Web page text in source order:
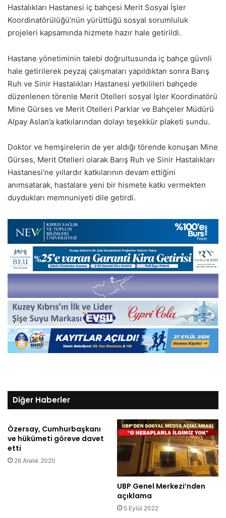
Hastalıkları Hastanesi iç bahçesi Merit Sosyal İşler
Koordinatörülüğü’nün yürüttüğü sosyal sorumluluk
projeleri kapsamında hizmete hazır hale getirildi.
Hastane yönetiminin talebi doğrultusunda iç bahçe güvnli
hale getirilerek peyzaj çalışmaları yapıldıktan sonra Barış
Ruh ve Sinir Hastalıkları Hastanesi yetkilileri bahçede
düzenlenen törenle Merit Otelleri sosyal İşler Koordinatörü
Mine Gürses ve Merit Otelleri Parklar ve Bahçeler Müdürü
Alpay Aslan’a katkılarından dolayı teşekkür plaketi sundu.
Doktor ve hemşirelerin de yer aldığı törende konuşan Mine
Gürses, Merit Otelleri olarak Barış Ruh ve Sinir Hastalıkları
Hastanesi’ne yıllardır katkılarının devam ettiğini
anımsatarak, hastalare yeni bir hismete katkı vermekten
duydukları memnuniyeti dile getirdi.
Diğer Haberler
Özersay, Cumhurbaşkanı
ve hükümeti göreve davet
etti
26 Aralık 2020
UBP Genel Merkezi’nden
açıklama
5 Eylül 2022